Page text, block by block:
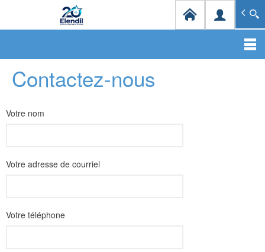
contenu
principal
Spécialiste en infrastructures et solutions de
Contactez-nous
Votre nom
Votre adresse de courriel
Votre téléphone